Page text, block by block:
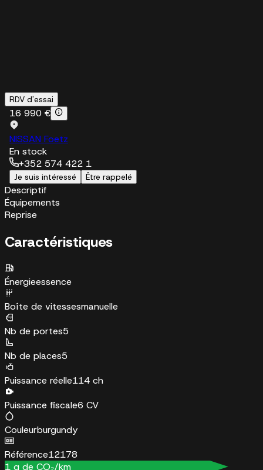
RDV d'essai
16 990 €
NISSAN Foetz
En stock
+352 574 422 1
Je suis intéressé Être rappelé
Descriptif
Équipements
Reprise
Caractéristiques
Énergieessence
Boîte de vitessesmanuelle
Nb de portes5
Nb de places5
Puissance réelle114 ch
Puissance fiscale6 CV
Couleurburgundy
Référence12178
1 g de CO₂/km